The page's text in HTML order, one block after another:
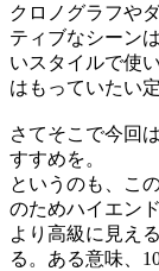
クロノグラフや
ティブなシーン
いスタイルで使
はもっていたい
さてそこで今回
すすめを。
というのも、こ
のためハイエン
より高級に見え
る。ある意味、